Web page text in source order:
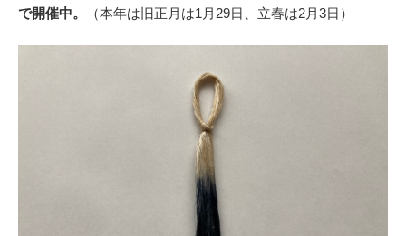
で開催中。
（本年は旧正月は1月29日、立春は2月3日）